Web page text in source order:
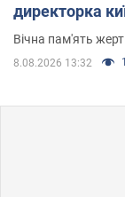
директорка
Вічна пам'ять
8.08.2026 13:32